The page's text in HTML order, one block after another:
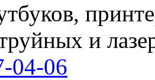
и
04-06